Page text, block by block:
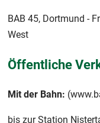
BAB 45, Dortmund -
West
Öffentliche
Mit der Bahn:
bis zur Station